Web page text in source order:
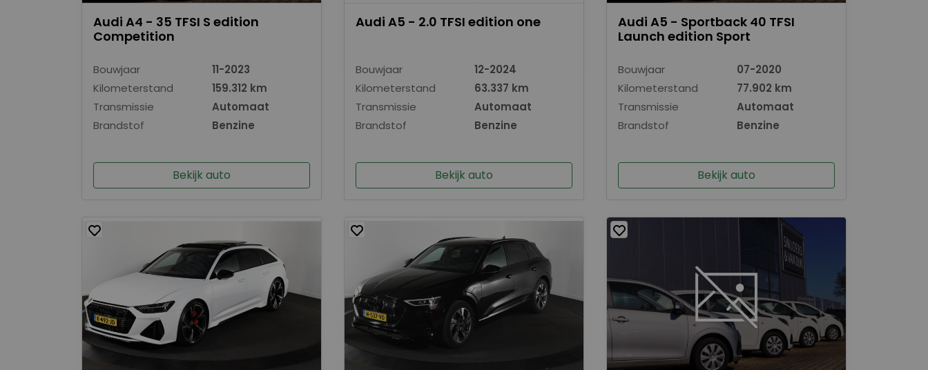
Audi A4 - 35 TFSI S edition
Competition
Bouwjaar
11-2023
Kilometerstand
159.312 km
Transmissie
Automaat
Brandstof
Benzine
Bekijk auto
Audi A5 - 2.0 TFSI edition one
Bouwjaar
12-2024
Kilometerstand
63.337 km
Transmissie
Automaat
Brandstof
Benzine
Bekijk auto
Audi A5 - Sportback 40 TFSI
Launch edition Sport
Bouwjaar
07-2020
Kilometerstand
77.902 km
Transmissie
Automaat
Brandstof
Benzine
Bekijk auto